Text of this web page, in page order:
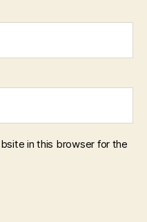
in this browser for the